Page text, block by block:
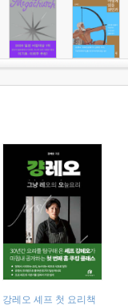
강레오 셰프 첫 요리책